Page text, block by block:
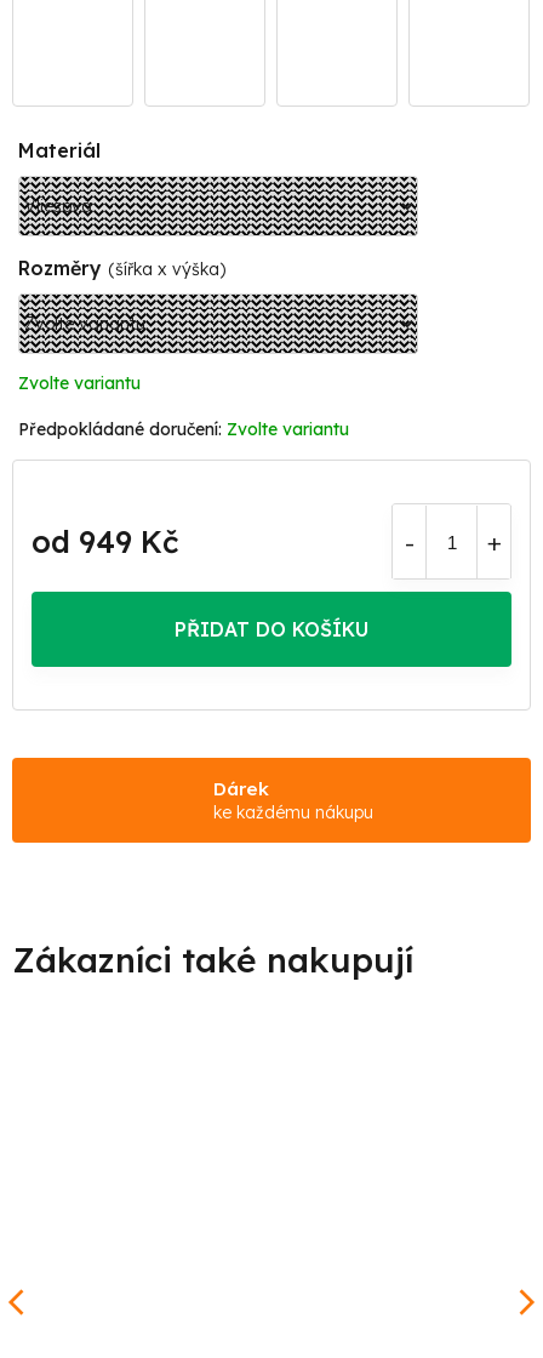
Materiál
Rozměry (šířka x výška)
Zvolte variantu
Zvolte variantu
od 949 Kč
cena:
PŘIDAT DO KOŠÍKU
Dárek
ke každému nákupu